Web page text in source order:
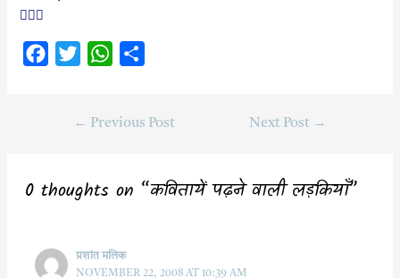

t
W
t
r
← Previous Post Next Post →
0 thoughts on “कवितायें पढ़ने वाली लड़कियाँ”
प्रशांत मलिक
NOVEMBER 22, 2008 AT 10:39 AM